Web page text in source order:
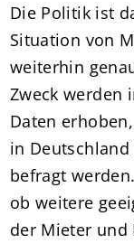
Die Politik ist
Situation von
weiterhin
Zweck werden
Daten
in Deutschland
befragt
ob weitere
der Mieter und